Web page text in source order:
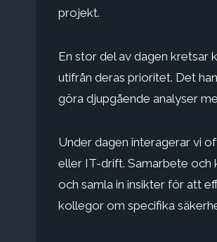
projekt.
En stor del av dagen kretsar
utifrån deras prioritet. Det
göra djupgående analyser
Under dagen interagerar vi
eller IT-drift. Samarbete och
och samla in insikter för att
kollegor om specifika